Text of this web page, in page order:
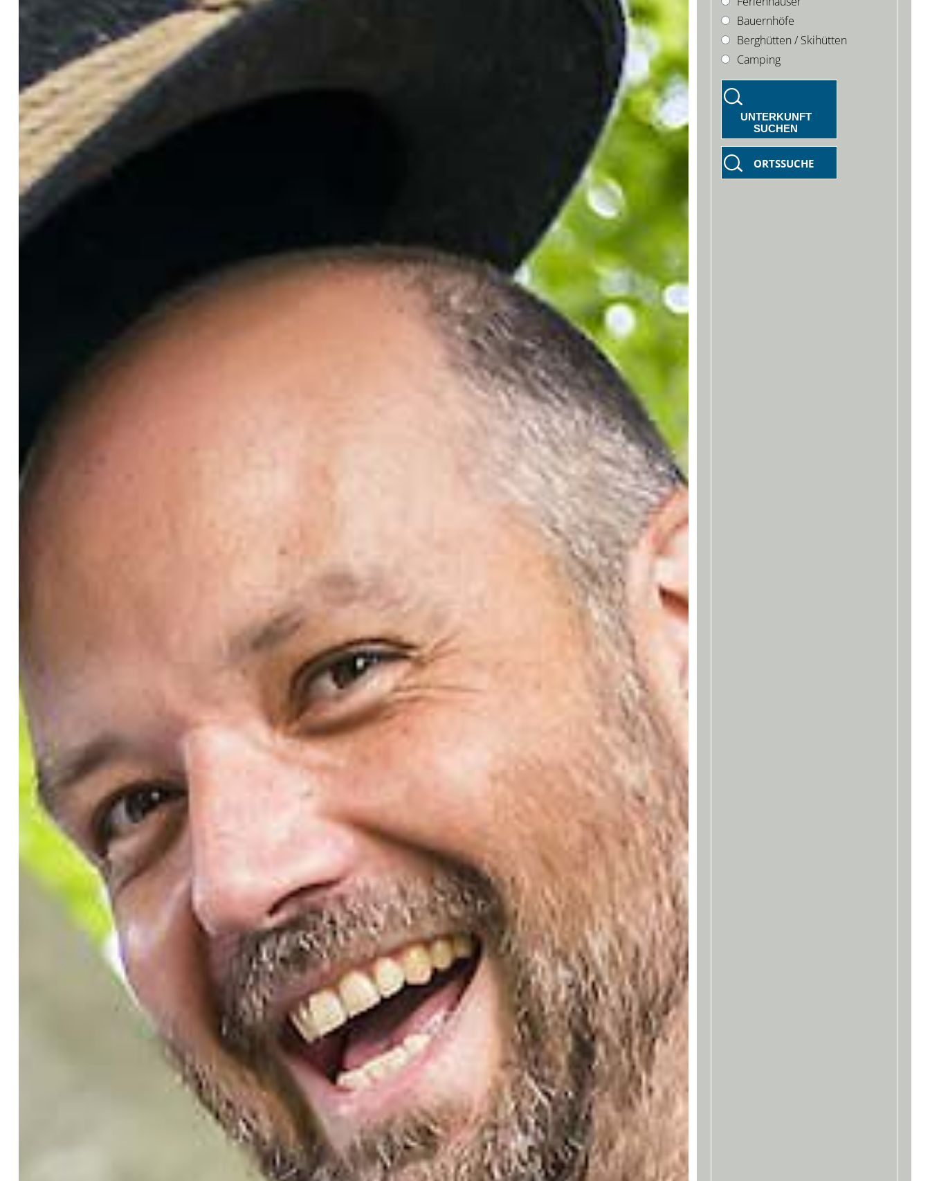
Bauernhöfe
Berghütten / Skihütten
Camping
UNTERKUNFT
SUCHEN
ORTSSUCHE